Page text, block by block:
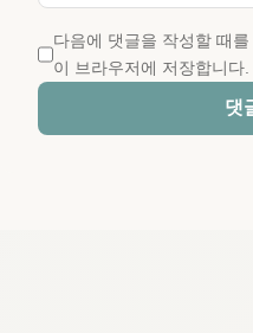
다음에 댓글을 작성할 때
이 브라우저에 저장합니다.
댓